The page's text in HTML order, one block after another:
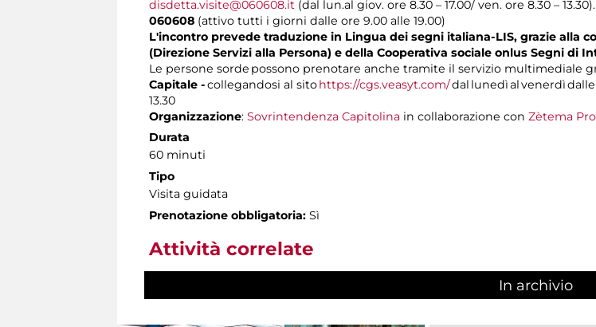
disdetta.visite@060608.it (dal lun.al giov. ore 8.30 – 17.00/ ven. ore 8.30 –
060608 (attivo tutti i giorni dalle ore 9.00 alle 19.00)
L'incontro prevede traduzione in Lingua dei segni italiana-LIS, grazie alla
(Direzione Servizi alla Persona) e della Cooperativa sociale onlus Segni di
Le persone sorde possono prenotare anche tramite il servizio multimediale
Capitale -collegandosi al sitohttps://cgs.veasyt.com/dal lunedì al venerdì dalle
13.30
Organizzazione: Sovrintendenza Capitolina in collaborazione con Zètema
Durata
60 minuti
Tipo
Visita guidata
Prenotazione obbligatoria: Sì
Attività correlate
In archivio